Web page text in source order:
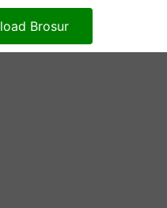
Brosur